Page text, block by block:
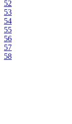
52
53
54
55
56
57
58